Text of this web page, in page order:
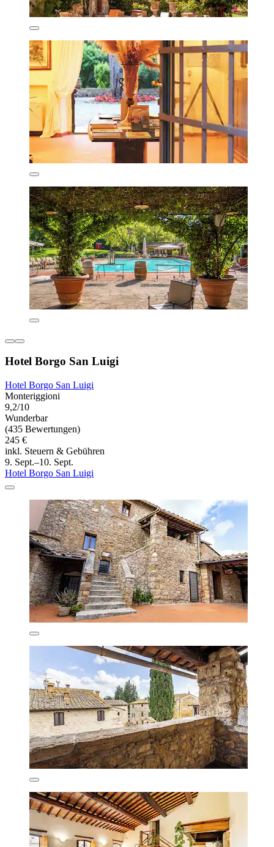
Hotel Borgo San Luigi
Hotel Borgo San Luigi
Monteriggioni
9,2/10
Wunderbar
(435 Bewertungen)
245 €
inkl. Steuern & Gebühren
9. Sept.–10. Sept.
Hotel Borgo San Luigi